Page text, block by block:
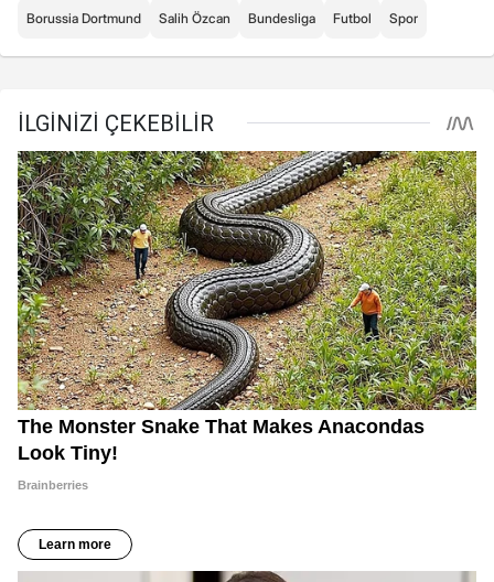
Borussia Dortmund Salih Özcan Bundesliga Futbol Spor